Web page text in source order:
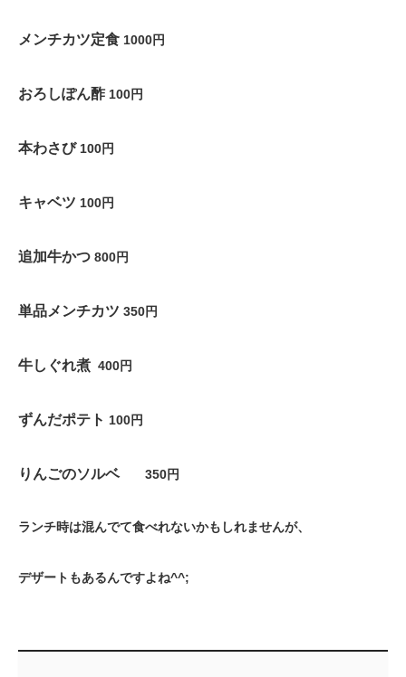
メンチカツ定食 1000円
おろしぽん酢100円
本わさび100円
キャベツ 100円
追加牛かつ 800円
単品メンチカツ 350円
牛しぐれ煮 400円
ずんだポテト 100円
りんごのソルベ350円
ランチ時は混んでて食べれないかもしれませんが、
デザートもあるんですよね^^;